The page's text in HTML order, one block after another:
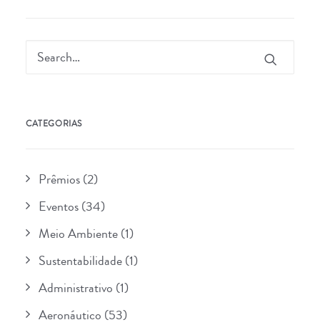
CATEGORIAS
Prêmios(2)
Eventos(34)
Meio Ambiente(1)
Sustentabilidade(1)
Administrativo (1)
Aeronáutico (53)